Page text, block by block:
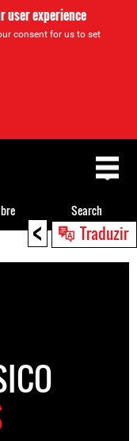
user experience
consent for us to set
< Traduzir
Search